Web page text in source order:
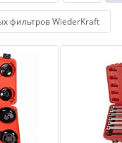
фильтров WiederKraft